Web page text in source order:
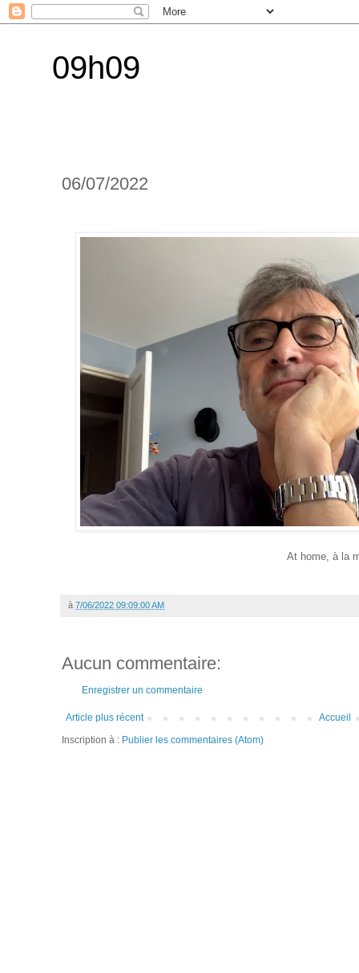
09h09
06/07/2022
At home, à la
à 7/06/2022 09:09:00 AM
Aucun commentaire:
Enregistrer un commentaire
Article plus récent
Accueil
Inscription à : Publier les commentaires (Atom)